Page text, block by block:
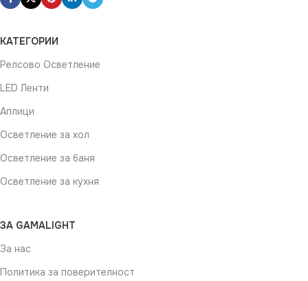
КАТЕГОРИИ
Релсово Осветление
LED Ленти
Аплици
Осветление за хол
Осветление за баня
Осветление за кухня
ЗА GAMALIGHT
За нас
Политика за поверителност